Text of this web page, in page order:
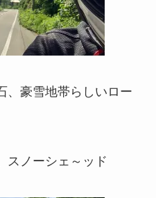
、豪雪地帯らしいロー
スノーシェ～ッド